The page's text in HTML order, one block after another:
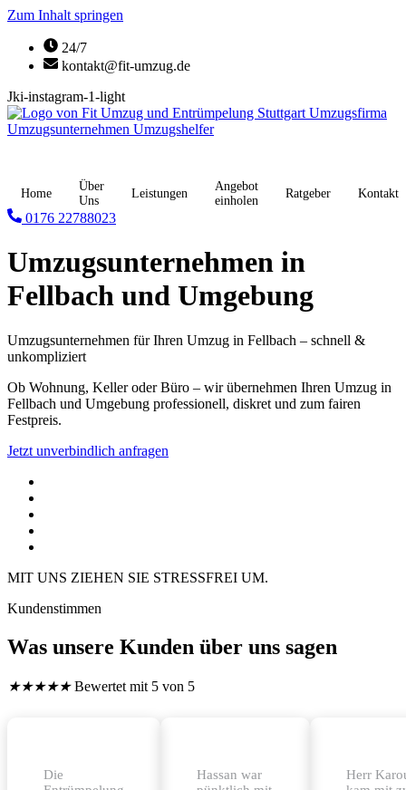
Zum Inhalt springen
24/7
kontakt@fit-umzug.de
Jki-instagram-1-light
Home
Über
Uns
Leistungen
Angebot
einholen
Ratgeber Kontakt
0176 22788023
Umzugsunternehmen in
Fellbach und Umgebung
Umzugsunternehmen für Ihren Umzug in Fellbach – schnell &
unkompliziert
Ob Wohnung, Keller oder Büro – wir übernehmen Ihren Umzug in
Fellbach und Umgebung professionell, diskret und zum fairen
Festpreis.
Jetzt unverbindlich anfragen
MIT UNS ZIEHEN SIE STRESSFREI UM.
Kundenstimmen
Was unsere Kunden über uns sagen
★★★★★ Bewertet mit 5 von 5
Die
Hassan war
Herr